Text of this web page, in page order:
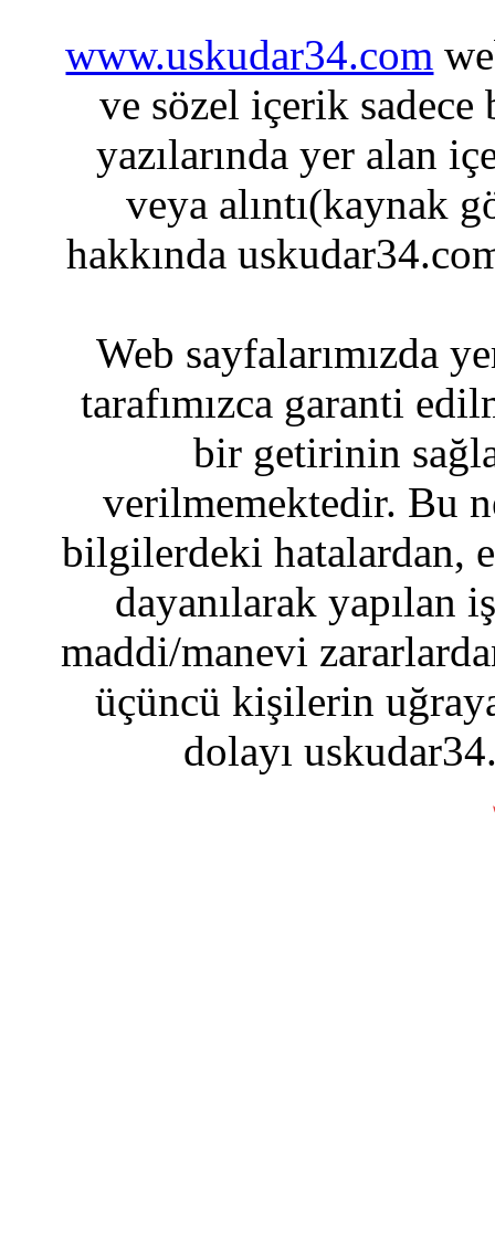
www.uskudar34.com
ve sözel içerik sadece
yazılarında yer alan
veya alıntı(kaynak
hakkında
Web sayfalarımızda
tarafımızca garanti
bir getirinin
verilmemektedir. Bu
bilgilerdeki hatalardan,
dayanılarak yapılan
maddi/manevi
üçüncü kişilerin
dolayı